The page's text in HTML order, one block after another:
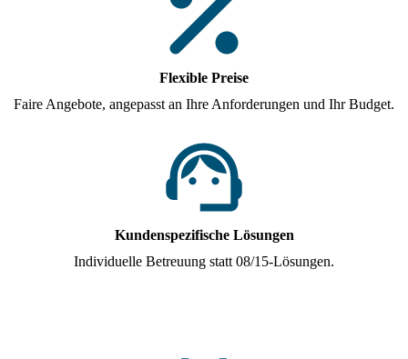
Flexible Preise
Faire Angebote, angepasst an Ihre Anforderungen und Ihr Budget.
Kundenspezifische Lösungen
Individuelle Betreuung statt 08/15-Lösungen.